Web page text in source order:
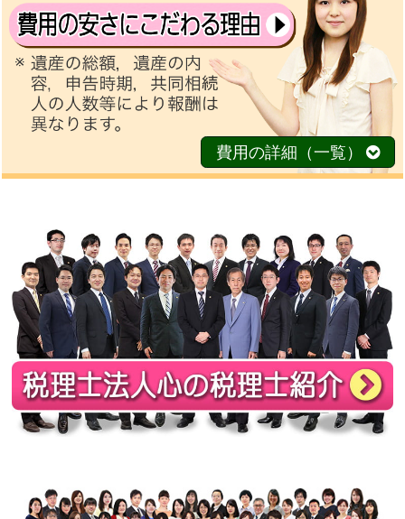
費用の詳細（一覧）